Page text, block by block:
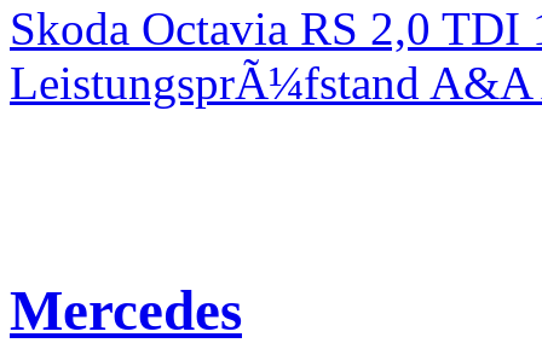
Skoda Octavia RS 2,0
LeistungsprÃ¼fstand
Mercedes